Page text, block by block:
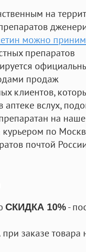
на
можно
препаратов
продаж
клиентов,
вслух,
на
по
почтой
СКИДКА 10%-
при заказе